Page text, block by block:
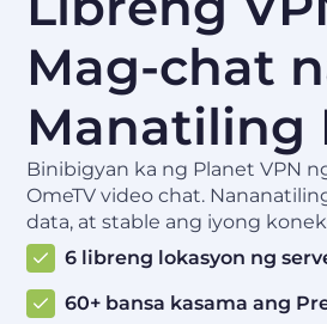
Mag-chat
Manatiling
Binibigyan ka ng Planet VPN
OmeTV video chat.
data, at stable ang iyong
6 libreng lokasyon ng
60+ bansa kasama ang